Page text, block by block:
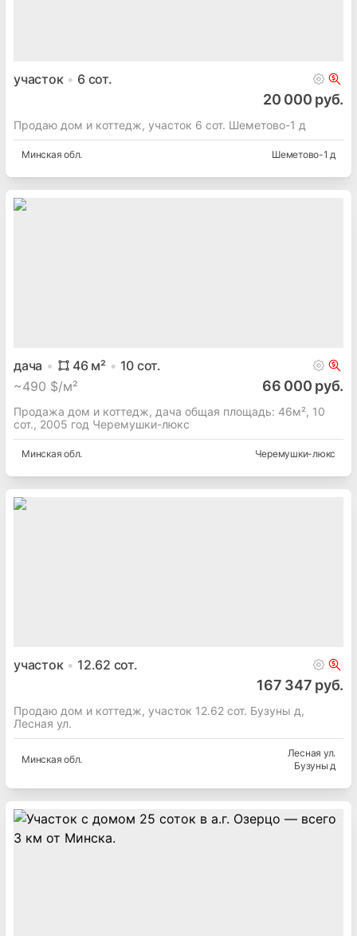
участок 6сот.
20 000 руб.
Продаю дом и коттедж, участок 6 сот. Шеметово-1 д
Минская обл. Шеметово-1 д
дача 46м² 10 сот.
~490 $/м² 66 000 руб.
Продажа дом и коттедж, дача общая площадь: 46м², 10
сот., 2005 год Черемушки-люкс
Минская обл. Черемушки-люкс
участок 12.62 сот.
167 347 руб.
Продаю дом и коттедж, участок 12.62 сот. Бузуны д,
Лесная ул.
Минская обл.
Лесная ул.
Бузуны д